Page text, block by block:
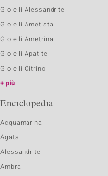
Gioielli Alessandrite
Gioielli Ametista
Gioielli Ametrina
Gioielli Apatite
Gioielli Citrino
più
Enciclopedia
Acquamarina
Agata
Alessandrite
Ambra